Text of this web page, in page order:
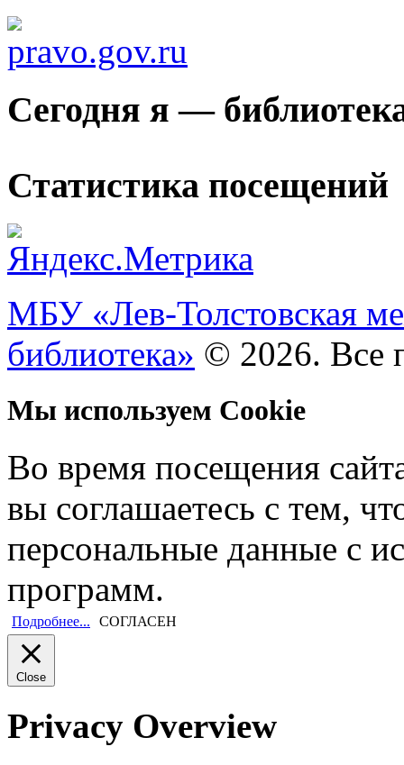
Сегодня я —
Статистика посещений
МБУ «Лев-Толстовская
библиотека» © 2026. Все
Мы используем Cookie
Во время посещения
вы соглашаетесь с тем,
персональные данные с
программ.
Подробнее... СОГЛАСЕН
Close
Privacy Overview